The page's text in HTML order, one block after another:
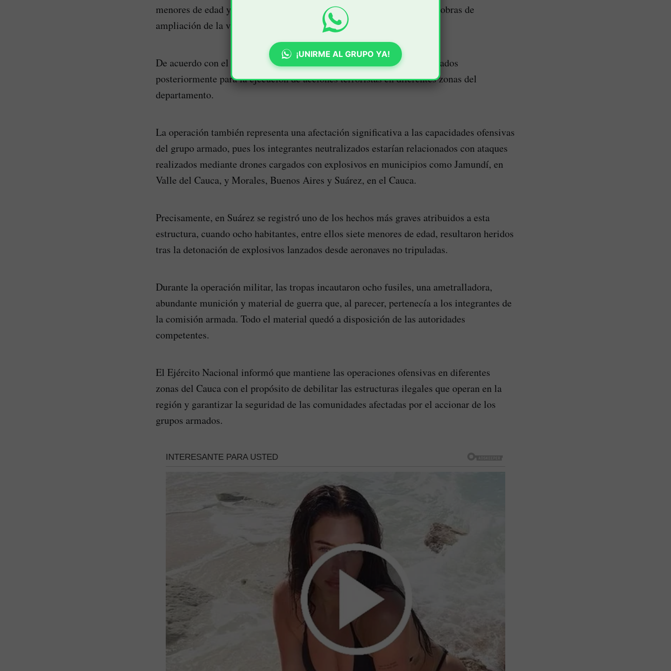
menores de edad y el hurto de vehículos y maquinaria utilizada en las obras de
ampliación de la vía Panamericana.
De acuerdo con el reporte oficial, los automotores robados eran empleados
posteriormente para la ejecución de acciones terroristas en diferentes zonas del
departamento.
La operación también representa una afectación significativa a las capacidades ofensivas
del grupo armado, pues los integrantes neutralizados estarían relacionados con ataques
realizados mediante drones cargados con explosivos en municipios como Jamundí, en
Valle del Cauca, y Morales, Buenos Aires y Suárez, en el Cauca.
Precisamente, en Suárez se registró uno de los hechos más graves atribuidos a esta
estructura, cuando ocho habitantes, entre ellos siete menores de edad, resultaron heridos
tras la detonación de explosivos lanzados desde aeronaves no tripuladas.
Durante la operación militar, las tropas incautaron ocho fusiles, una ametralladora,
abundante munición y material de guerra que, al parecer, pertenecía a los integrantes de
la comisión armada. Todo el material quedó a disposición de las autoridades
competentes.
El Ejército Nacional informó que mantiene las operaciones ofensivas en diferentes
zonas del Cauca con el propósito de debilitar las estructuras ilegales que operan en la
región y garantizar la seguridad de las comunidades afectadas por el accionar de los
grupos armados.
¡UNIRME AL GRUPO YA!